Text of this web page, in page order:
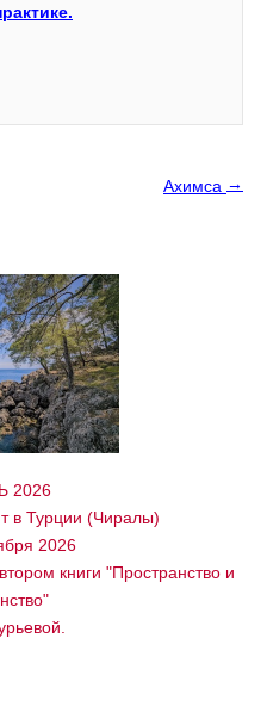
Ахимса →
2026
в Турции (Чиралы)
2026
книги "Пространство и